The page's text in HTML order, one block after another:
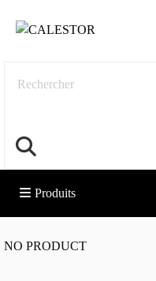
Rechercher
Produits
NO PRODUCT